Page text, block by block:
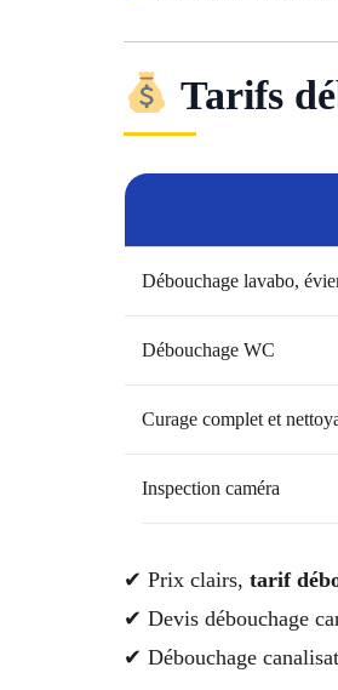
Tarifs
Débouchage lavabo,
Débouchage WC
Curage complet et
Inspection caméra
✔ Prix clairs, tarif
✔ Devis débouchage
✔ Débouchage